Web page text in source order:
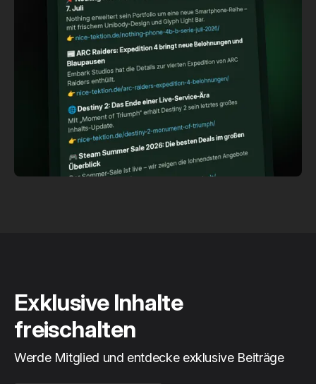
Exklusive Inhalte
freischalten
Werde Mitglied und entdecke exklusive Beiträge